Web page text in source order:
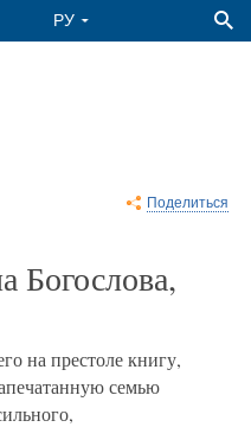
Поделиться
Богослова,
на престоле книгу,
семью